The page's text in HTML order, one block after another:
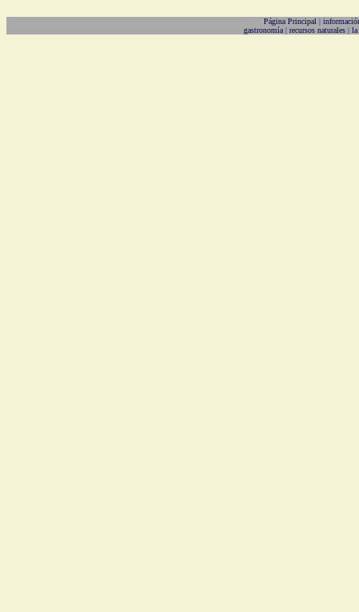
Página Principal |
gastronomía | recursos naturales| la